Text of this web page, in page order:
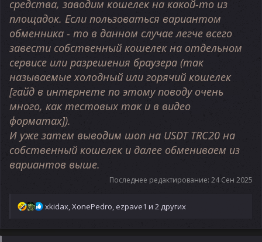
средства, заводим кошелек на какой-то из
площадок. Если пользоваться вариантом
обменника - то в данном случае легче всего
завести собственный кошелек на отдельном
сервисе или разрешения браузера (так
называемые холодный или горячий кошелек
[гайд в интернете по этому поводу очень
много, как тестовых так и в видео
форматах]).
И уже затем выводим шоп на USDT TRC20 на
собственный кошелек и далее обмениваем из
вариантов выше.
Последнее редактирование: 24 Сен 2025
Р
а
xkidax,XonePedro, ezpave1 и 2 других